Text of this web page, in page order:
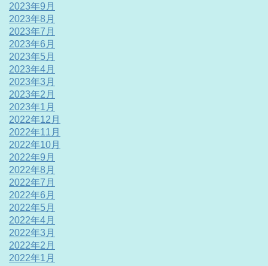
2023年9月
2023年8月
2023年7月
2023年6月
2023年5月
2023年4月
2023年3月
2023年2月
2023年1月
2022年12月
2022年11月
2022年10月
2022年9月
2022年8月
2022年7月
2022年6月
2022年5月
2022年4月
2022年3月
2022年2月
2022年1月